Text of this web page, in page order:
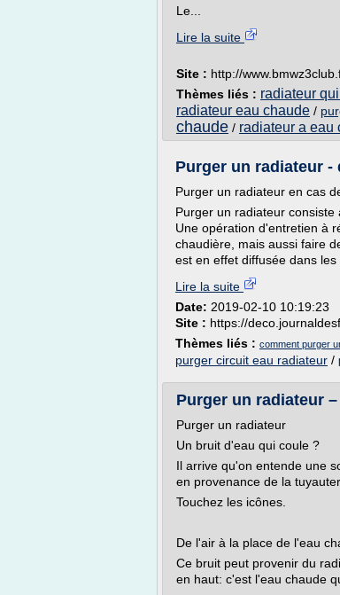
Le...
Lire la suite
Site : http://
Thèmes liés : radiateur
radiateur eau chaude /
chaude / radiateur a eau
Purger un radiateur
Purger un radiateur en cas
Purger un radiateur
Une opération d'entretien à
chaudière, mais aussi faire
est en effet diffusée dans les
Lire la suite
Date: 2019-02-10 10:19:23
Site : https://
Thèmes liés : comment purger
purger circuit eau radiateur /
Purger un radiateur
Purger un radiateur
Un bruit d'eau qui coule ?
Il arrive qu'on entende une
en provenance de la
Touchez les icônes.
De l'air à la place de l'eau
Ce bruit peut provenir du
en haut: c'est l'eau chaude